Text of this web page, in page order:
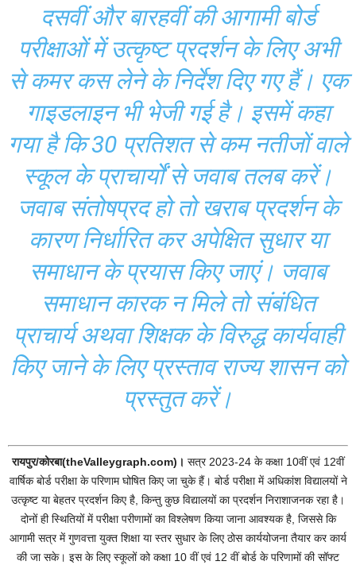
दसवीं और बारहवीं की आगामी बोर्ड
परीक्षाओं में उत्कृष्ट प्रदर्शन के लिए अभी
से कमर कस लेने के निर्देश दिए गए हैं। एक
गाइडलाइन भी भेजी गई है। इसमें कहा
गया है कि 30 प्रतिशत से कम नतीजों वाले
स्कूल के प्राचार्यों से जवाब तलब करें।
जवाब संतोषप्रद हो तो खराब प्रदर्शन के
कारण निर्धारित कर अपेक्षित सुधार या
समाधान के प्रयास किए जाएं। जवाब
समाधान कारक न मिले तो संबंधित
प्राचार्य अथवा शिक्षक के विरुद्ध कार्यवाही
किए जाने के लिए प्रस्ताव राज्य शासन को
प्रस्तुत करें।
रायपुर/कोरबा(theValleygraph.com)। सत्र 2023-24 के कक्षा 10वीं एवं 12वीं
वार्षिक बोर्ड परीक्षा के परिणाम घोषित किए जा चुके हैं। बोर्ड परीक्षा में अधिकांश विद्यालयों ने
उत्कृष्ट या बेहतर प्रदर्शन किए है, किन्तु कुछ विद्यालयों का प्रदर्शन निराशाजनक रहा है।
दोनों ही स्थितियों में परीक्षा परीणामों का विश्लेषण किया जाना आवश्यक है, जिससे कि
आगामी सत्र में गुणवत्ता युक्त शिक्षा या स्तर सुधार के लिए ठोस कार्ययोजना तैयार कर कार्य
की जा सके। इस के लिए स्कूलों को कक्षा 10 वीं एवं 12 वीं बोर्ड के परिणामों की सॉफ्ट